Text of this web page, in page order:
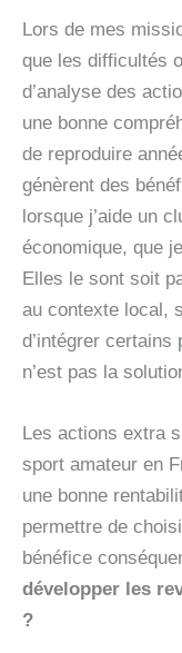
Lors de mes
que les difficultés
d’analyse des
une bonne
de reproduire
génèrent des
lorsque j’aide un
économique, que
Elles le sont soit
au contexte local,
d’intégrer certains
n’est pas la
Les actions extra
sport amateur en
une bonne
permettre de
bénéfice
développer les
?